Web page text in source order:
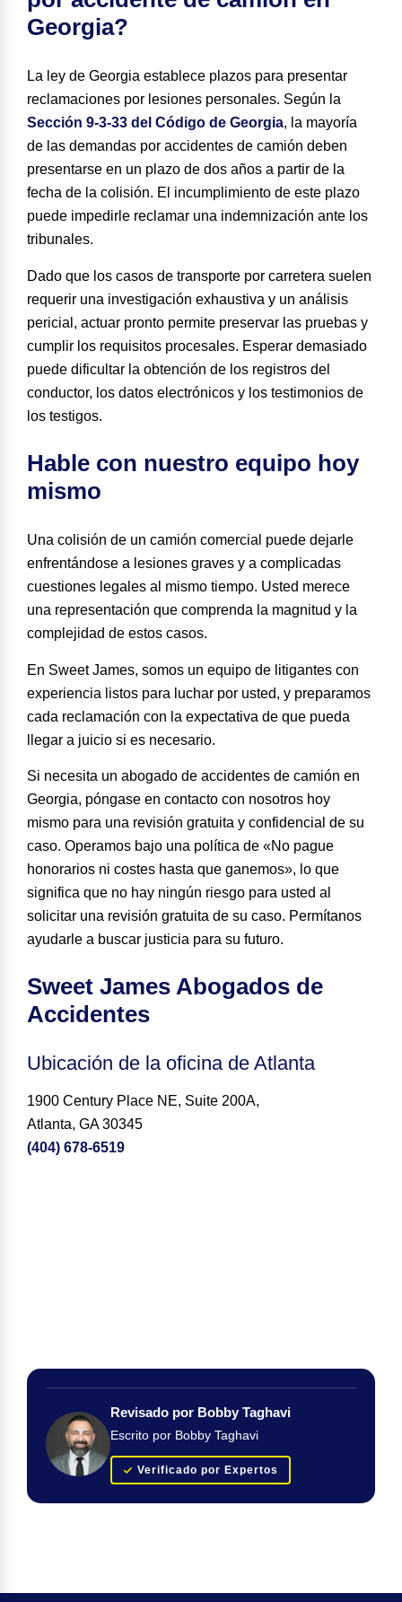
Georgia?
La ley de Georgia establece plazos para presentar
reclamaciones por lesiones personales. Según la
Sección 9-3-33 del Código de Georgia, la mayoría
de las demandas por accidentes de camión deben
presentarse en un plazo de dos años a partir de la
fecha de la colisión. El incumplimiento de este plazo
puede impedirle reclamar una indemnización ante los
tribunales.
Dado que los casos de transporte por carretera suelen
requerir una investigación exhaustiva y un análisis
pericial, actuar pronto permite preservar las pruebas y
cumplir los requisitos procesales. Esperar demasiado
puede dificultar la obtención de los registros del
conductor, los datos electrónicos y los testimonios de
los testigos.
Hable con nuestro equipo hoy
mismo
Una colisión de un camión comercial puede dejarle
enfrentándose a lesiones graves y a complicadas
cuestiones legales al mismo tiempo. Usted merece
una representación que comprenda la magnitud y la
complejidad de estos casos.
En Sweet James, somos un equipo de litigantes con
experiencia listos para luchar por usted, y preparamos
cada reclamación con la expectativa de que pueda
llegar a juicio si es necesario.
Si necesita un abogado de accidentes de camión en
Georgia, póngase en contacto con nosotros hoy
mismo para una revisión gratuita y confidencial de su
caso. Operamos bajo una política de «No pague
honorarios ni costes hasta que ganemos», lo que
significa que no hay ningún riesgo para usted al
solicitar una revisión gratuita de su caso. Permítanos
ayudarle a buscar justicia para su futuro.
Sweet James Abogados de
Accidentes
Ubicación de la oficina de Atlanta
1900 Century Place NE, Suite 200A,
Atlanta, GA 30345
(404) 678-6519
Revisado por Bobby Taghavi
Escrito por Bobby Taghavi
Verificado por Expertos